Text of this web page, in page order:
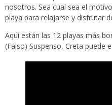
nosotros. Sea cual sea el
playa para relajarse y disfrutar
Aquí están las 12 playas más
(Falso) Suspenso, Creta puede